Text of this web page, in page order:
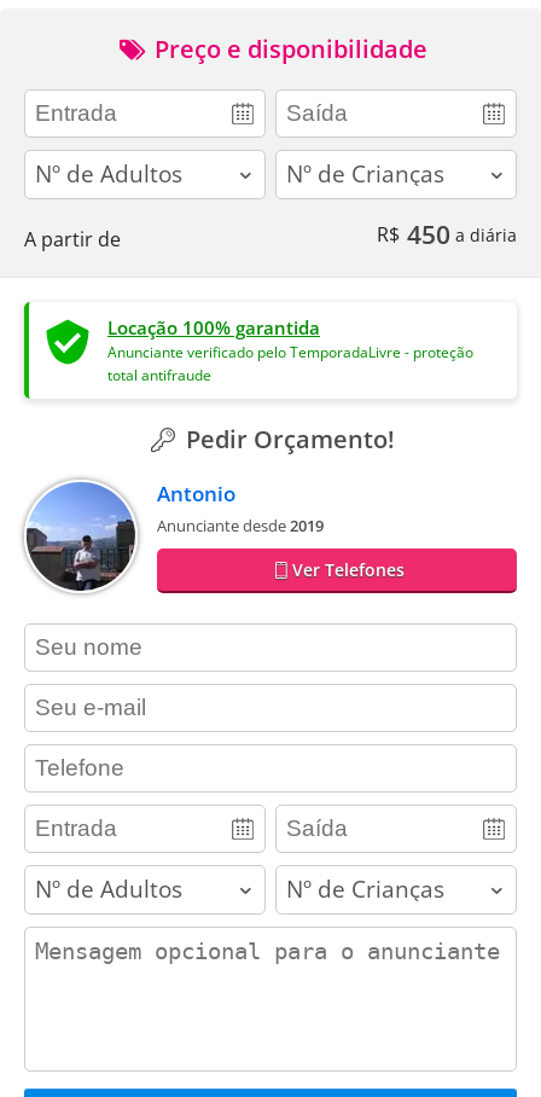
Preço e disponibilidade
adults children
A partir de R$ 450 a diária
Locação 100% garantida
Anunciante verificado pelo TemporadaLivre - proteção
total antifraude
Pedir Orçamento!
Antonio
Anunciante desde2019
Ver Telefones
contact_name
contact_email
contact_phone
adults children
contact_message